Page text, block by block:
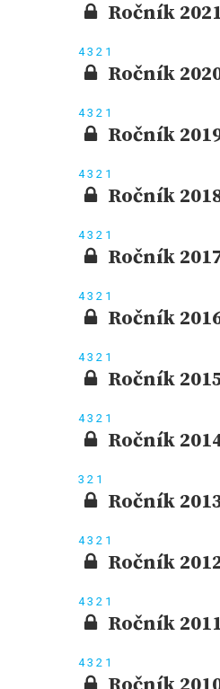
Ročník
43 2 1
Ročník
43 2 1
Ročník
43 2 1
Ročník
43 2 1
Ročník
43 2 1
Ročník
43 2 1
Ročník
43 2 1
Ročník
3 2 1
Ročník
43 2 1
Ročník
43 2 1
Ročník
43 2 1